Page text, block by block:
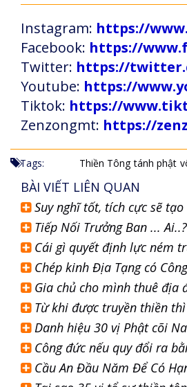
Instagram: https://
Facebook: https://
Twitter: https://
Youtube: https://
Tiktok: https://
Zenzongmt: https://
Tags: Thiền Tông tánh phật
BÀI VIẾT LIÊN QUAN
Suy nghĩ tốt, tích cực sẽ
Tiếp Nối Trưởng Ban ... Ai..?
Cái gì quyết định lực ném
Chép kinh Địa Tạng có
Gia chủ cho mình thuê địa
Từ khi được truyền thiền
Danh hiệu 30 vị Phật cõi
Công đức nếu quy đổi ra
Cầu An Đầu Năm Để Có